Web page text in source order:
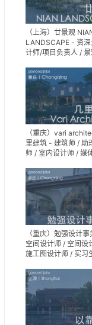
（上海）廿景观
LANDSCAPE - 资
计师/项目负责人 / 景
（重庆）vari
里建筑 - 建筑师 / 助
师 / 室内设计师 / 媒
（重庆）勉强设计
空间设计师 / 空间设
施工图设计师 / 实习